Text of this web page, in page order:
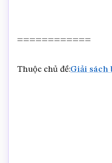
============
Thuộc chủ đề:Giải sách